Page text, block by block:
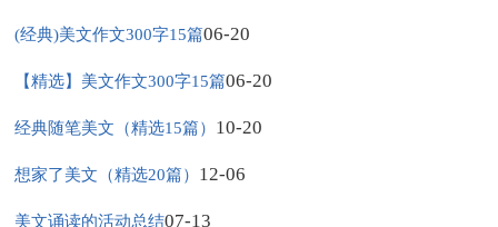
(经典)美文作文300字15篇06-20
【精选】美文作文300字15篇06-20
经典随笔美文（精选15篇） 10-20
想家了美文（精选20篇） 12-06
美文诵读的活动总结07-13